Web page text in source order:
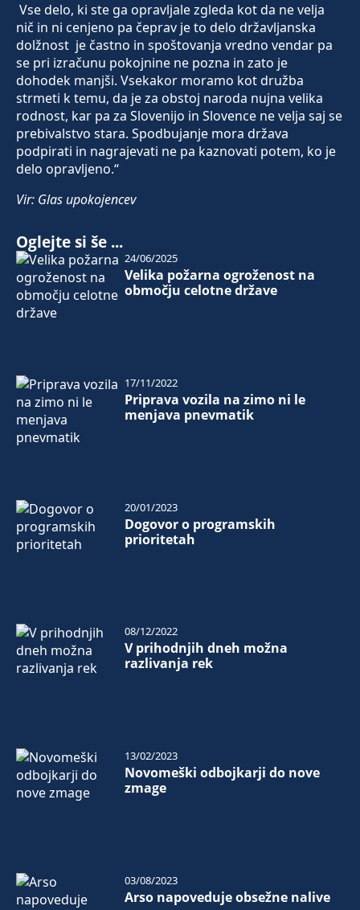
Vse delo, ki ste ga opravljale zgleda kot da ne velja
nič in ni cenjeno pa čeprav je to delo državljanska
dolžnost je častno in spoštovanja vredno vendar pa
se pri izračunu pokojnine ne pozna in zato je
dohodek manjši. Vsekakor moramo kot družba
strmeti k temu, da je za obstoj naroda nujna velika
rodnost, kar pa za Slovenijo in Slovence ne velja saj se
prebivalstvo stara. Spodbujanje mora država
podpirati in nagrajevati ne pa kaznovati potem, ko je
delo opravljeno.“
Vir: Glas upokojencev
Oglejte si še ...
Velika požarna ogroženost na
območju celotne države
24/06/2025
Priprava vozila na zimo ni le
menjava pnevmatik
17/11/2022
Dogovor o programskih
prioritetah
20/01/2023
V prihodnjih dneh možna
razlivanja rek
08/12/2022
Novomeški odbojkarji do nove
zmage
13/02/2023
Arso napoveduje obsežne nalive
03/08/2023